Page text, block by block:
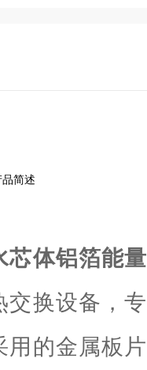
简述
芯体铝箔能
交换设备，
用的金属板